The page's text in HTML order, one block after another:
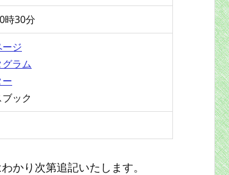
時30分
ジ
ラム
ック
かり次第追記いたします。